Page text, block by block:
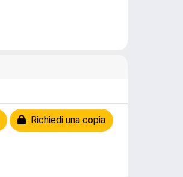
Richiedi una copia